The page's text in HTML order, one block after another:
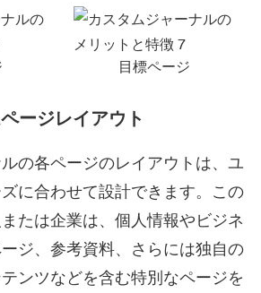
目標ページ
ージレイアウト
の各ページのレイアウトは、ユ
に合わせて設計できます。この
たは企業は、個人情報やビジネ
ジ、参考資料、さらには独自の
ンツなどを含む特別なページを